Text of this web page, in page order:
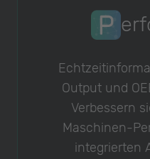
Output und
Verbessern
Maschinen-
integrierten